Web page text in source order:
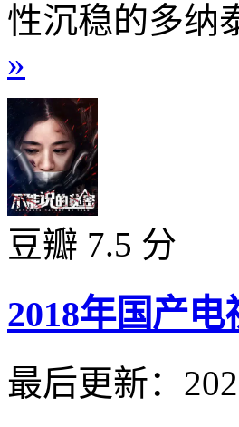
性沉稳的多纳
»
豆瓣 7.5 分
2018年国产
最后更新：